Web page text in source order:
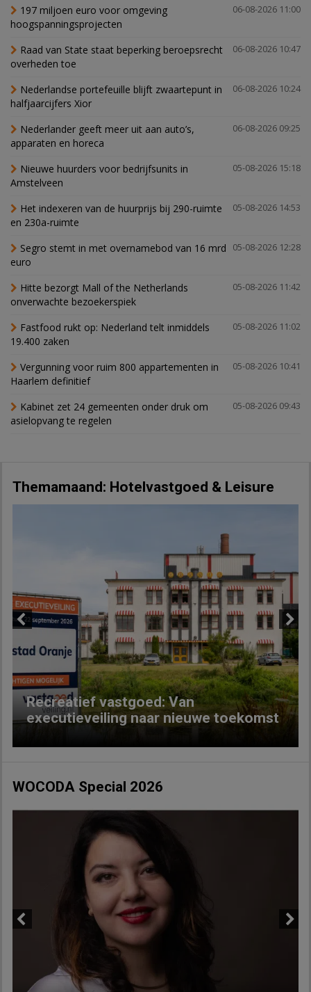
06-08-2026 11:00
197 miljoen euro voor omgeving
hoogspanningsprojecten
06-08-2026 10:47
Raad van State staat beperking beroepsrecht
overheden toe
06-08-2026 10:24
Nederlandse portefeuille blijft zwaartepunt in
halfjaarcijfers Xior
06-08-2026 09:25
Nederlander geeft meer uit aan auto’s,
apparaten en horeca
05-08-2026 15:18
Nieuwe huurders voor bedrijfsunits in
Amstelveen
05-08-2026 14:53
Het indexeren van de huurprijs bij 290-ruimte
en 230a-ruimte
05-08-2026 12:28
Segro stemt in met overnamebod van 16 mrd
euro
05-08-2026 11:42
Hitte bezorgt Mall of the Netherlands
onverwachte bezoekerspiek
05-08-2026 11:02
Fastfood rukt op: Nederland telt inmiddels
19.400 zaken
05-08-2026 10:41
Vergunning voor ruim 800 appartementen in
Haarlem definitief
05-08-2026 09:43
Kabinet zet 24 gemeenten onder druk om
asielopvang te regelen
Themamaand: Hotelvastgoed & Leisure
Recreatief vastgoed: Van
executieveiling naar nieuwe toekomst
Next
WOCODA Special 2026